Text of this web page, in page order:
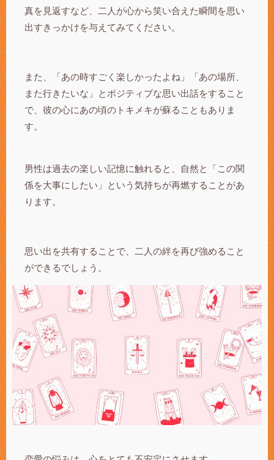
真を見返すなど、二人が心から笑い合えた瞬間を思い
出すきっかけを与えてみてください。
また、「あの時すごく楽しかったよね」「あの場所、
また行きたいな」とポジティブな思い出話をすること
で、彼の心にあの頃のトキメキが蘇ることもありま
す。
男性は過去の楽しい記憶に触れると、自然と「この関
係を大事にしたい」という気持ちが再燃することがあ
ります。
思い出を共有することで、二人の絆を再び強めること
ができるでしょう。